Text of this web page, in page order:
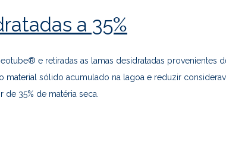
a 35%
e retiradas as lamas desidratadas
sólido acumulado na lagoa e reduzir
35% de matéria seca.